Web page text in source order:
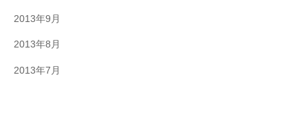
2013年9月
2013年8月
2013年7月